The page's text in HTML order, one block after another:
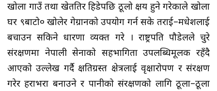
खोला गाउँ तथा खेततिर हिडेपछि ठूलो क्षय हुने गरेकाले खोला
घर ९बाटो० खोलेर गेग्रानको उपयोग गर्न सके तराई–मधेशलाई
बचाउन सकिने धारणा व्यक्त गरे । राष्ट्रपति पौडेलले चुरे
संरक्षणमा नेपाली सेनाको सहभागिता उपलब्धिमूलक रहँदै
आएको उल्लेख गर्दै क्षतिग्रस्त क्षेत्रलाई वृक्षारोपण र संरक्षण
गरेर हराभरा बनाउने र पानीको संरक्षणको लागि ठूला–ठूला